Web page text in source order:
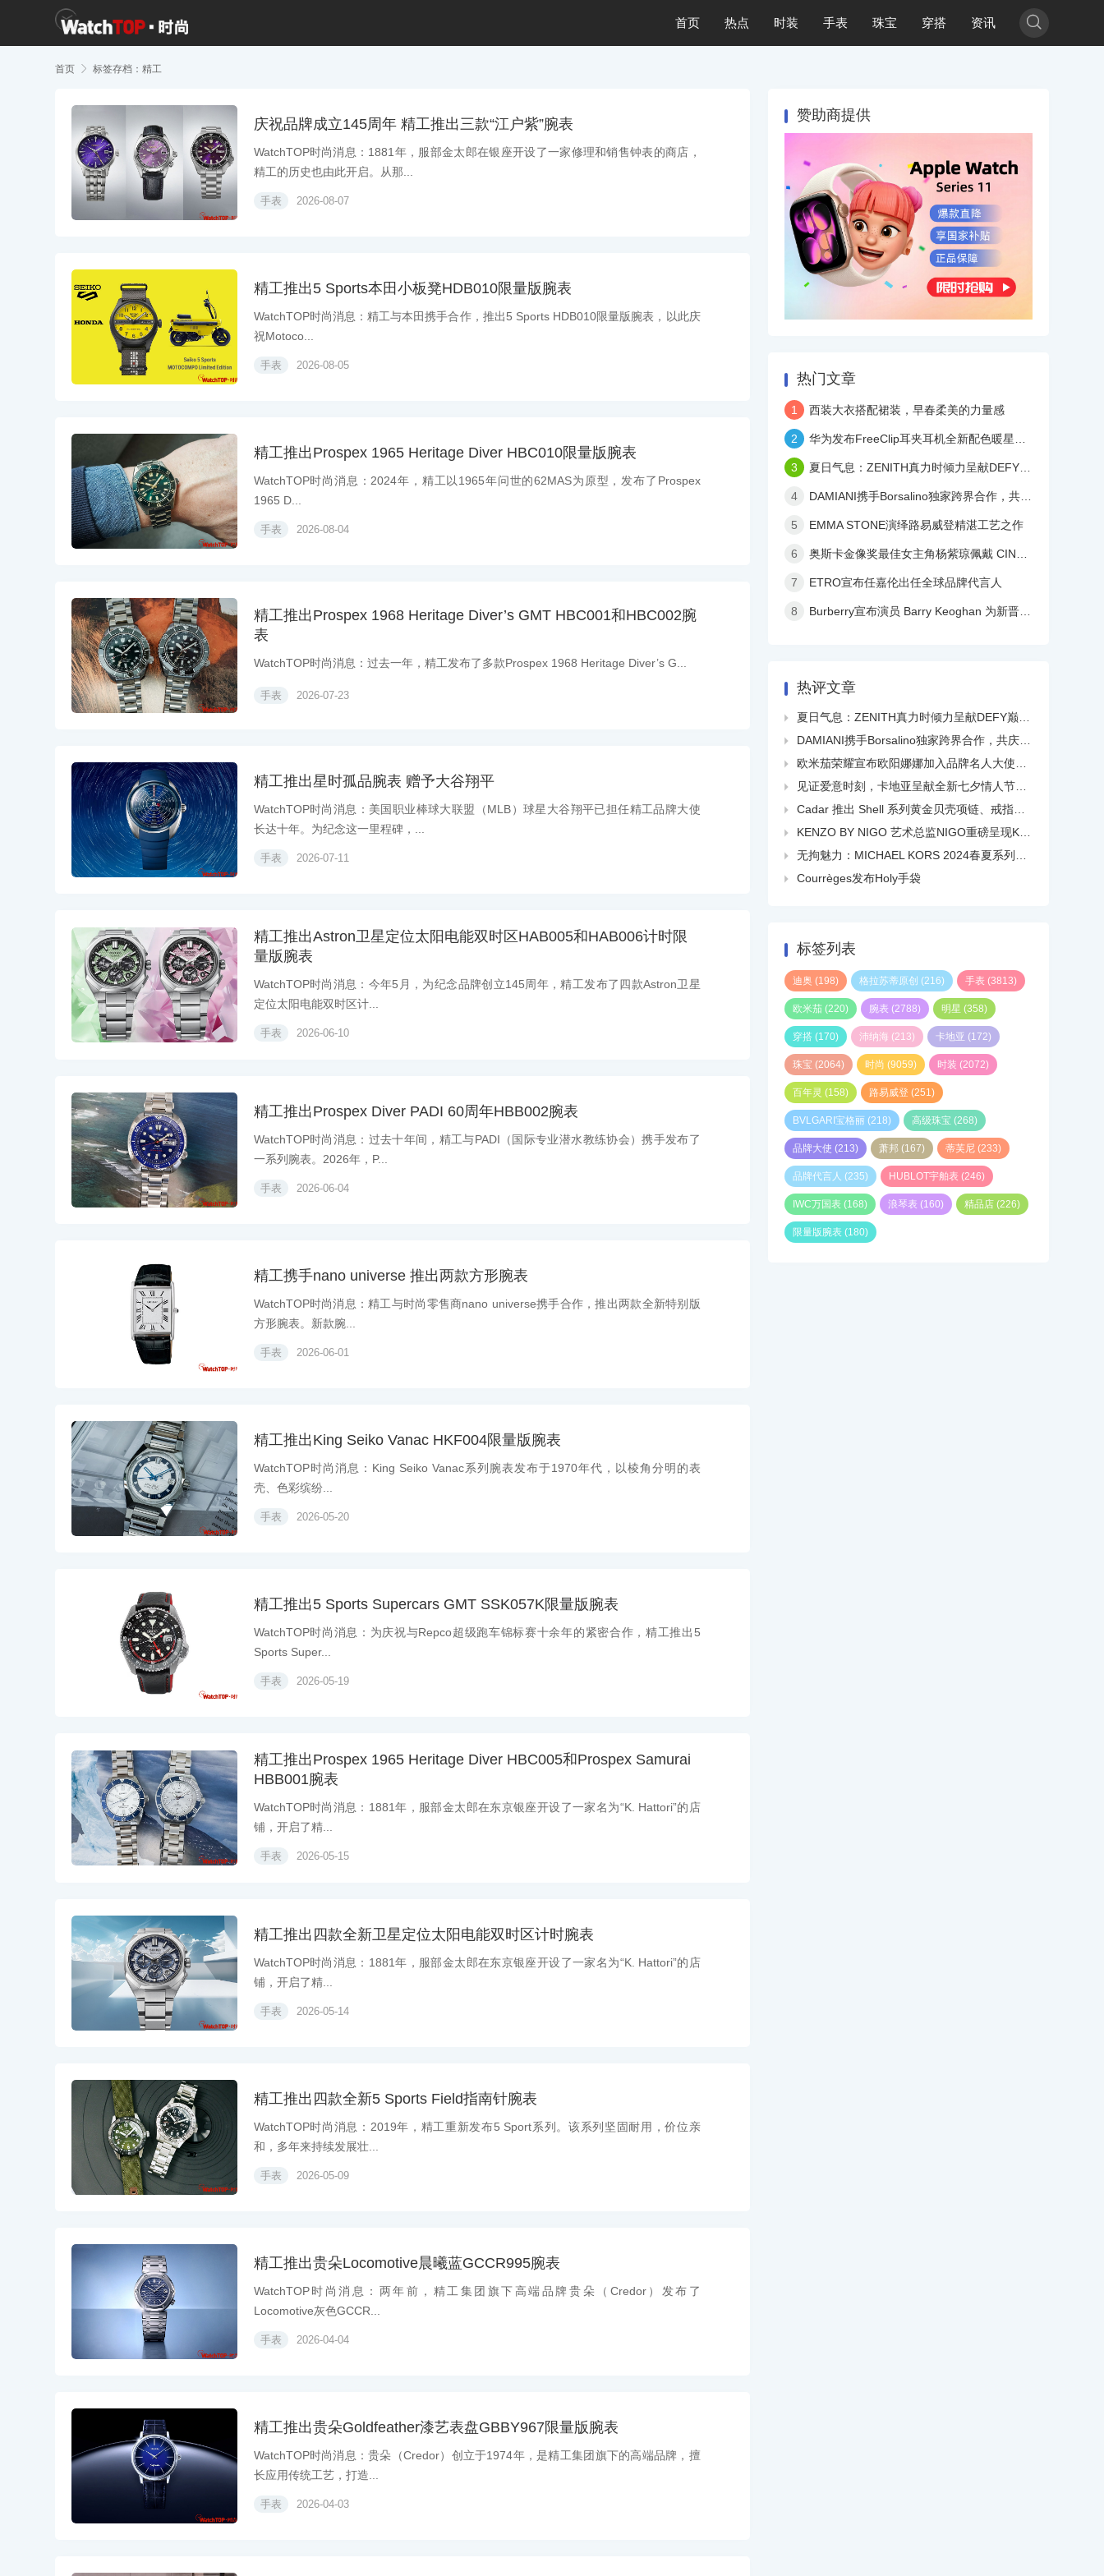
首页 热点 时装 手表 珠宝 穿搭 资讯 
首页  标签存档：精工
庆祝品牌成立145周年 精工推出三款“江户紫”腕表
WatchTOP时尚消息：1881年，服部金太郎在银座开设了一家修理和销售钟表的商店，
精工的历史也由此开启。从那...
手表 2026-08-07
精工推出5 Sports本田小板凳HDB010限量版腕表
WatchTOP时尚消息：精工与本田携手合作，推出5 Sports HDB010限量版腕表，以此庆
祝Motoco...
手表 2026-08-05
精工推出Prospex 1965 Heritage Diver HBC010限量版腕表
WatchTOP时尚消息：2024年，精工以1965年问世的62MAS为原型，发布了Prospex
1965 D...
手表 2026-08-04
精工推出Prospex 1968 Heritage Diver’s GMT HBC001和HBC002腕
表
WatchTOP时尚消息：过去一年，精工发布了多款Prospex 1968 Heritage Diver’s G...
手表 2026-07-23
精工推出星时孤品腕表 赠予大谷翔平
WatchTOP时尚消息：美国职业棒球大联盟（MLB）球星大谷翔平已担任精工品牌大使
长达十年。为纪念这一里程碑，...
手表 2026-07-11
精工推出Astron卫星定位太阳电能双时区HAB005和HAB006计时限
量版腕表
WatchTOP时尚消息：今年5月，为纪念品牌创立145周年，精工发布了四款Astron卫星
定位太阳电能双时区计...
手表 2026-06-10
精工推出Prospex Diver PADI 60周年HBB002腕表
WatchTOP时尚消息：过去十年间，精工与PADI（国际专业潜水教练协会）携手发布了
一系列腕表。2026年，P...
手表 2026-06-04
精工携手nano universe 推出两款方形腕表
WatchTOP时尚消息：精工与时尚零售商nano universe携手合作，推出两款全新特别版
方形腕表。新款腕...
手表 2026-06-01
精工推出King Seiko Vanac HKF004限量版腕表
WatchTOP时尚消息：King Seiko Vanac系列腕表发布于1970年代，以棱角分明的表
壳、色彩缤纷...
手表 2026-05-20
精工推出5 Sports Supercars GMT SSK057K限量版腕表
WatchTOP时尚消息：为庆祝与Repco超级跑车锦标赛十余年的紧密合作，精工推出5
Sports Super...
手表 2026-05-19
精工推出Prospex 1965 Heritage Diver HBC005和Prospex Samurai
HBB001腕表
WatchTOP时尚消息：1881年，服部金太郎在东京银座开设了一家名为“K. Hattori”的店
铺，开启了精...
手表 2026-05-15
精工推出四款全新卫星定位太阳电能双时区计时腕表
WatchTOP时尚消息：1881年，服部金太郎在东京银座开设了一家名为“K. Hattori”的店
铺，开启了精...
手表 2026-05-14
精工推出四款全新5 Sports Field指南针腕表
WatchTOP时尚消息：2019年，精工重新发布5 Sport系列。该系列坚固耐用，价位亲
和，多年来持续发展壮...
手表 2026-05-09
精工推出贵朵Locomotive晨曦蓝GCCR995腕表
WatchTOP时尚消息：两年前，精工集团旗下高端品牌贵朵（Credor）发布了
Locomotive灰色GCCR...
手表 2026-04-04
精工推出贵朵Goldfeather漆艺表盘GBBY967限量版腕表
WatchTOP时尚消息：贵朵（Credor）创立于1974年，是精工集团旗下的高端品牌，擅
长应用传统工艺，打造...
手表 2026-04-03
赞助商提供
热门文章
1 西装大衣搭配裙装，早春柔美的力量感
2 华为发布FreeClip耳夹耳机全新配色暖星云，再度引领时尚潮流！
3 夏日气息：ZENITH真力时倾力呈献DEFY巅峰系列镂空天际腕表白色陶瓷款
4 DAMIANI携手Borsalino独家跨界合作，共庆品牌百年华诞
5 EMMA STONE演绎路易威登精湛工艺之作
6 奥斯卡金像奖最佳女主角杨紫琼佩戴 CINDY CHAO 艺术珠宝亮相颁奖典礼
7 ETRO宣布任嘉伦出任全球品牌代言人
8 Burberry宣布演员 Barry Keoghan 为新晋品牌大使
热评文章

夏日气息：ZENITH真力时倾力呈献DEFY巅峰系列镂空天际腕表白色陶瓷款

DAMIANI携手Borsalino独家跨界合作，共庆品牌百年华诞

欧米茄荣耀宣布欧阳娜娜加入品牌名人大使大家庭

见证爱意时刻，卡地亚呈献全新七夕情人节短片

Cadar 推出 Shell 系列黄金贝壳项链、戒指、耳环等

KENZO BY NIGO 艺术总监NIGO重磅呈现KENZO 2024春夏系列广告大片

无拘魅力：MICHAEL KORS 2024春夏系列广告大片正式发布

Courrèges发布Holy手袋
标签列表
迪奥 (198) 格拉苏蒂原创 (216) 手表 (3813)
欧米茄 (220) 腕表 (2788) 明星 (358)
穿搭 (170) 沛纳海 (213) 卡地亚 (172)
珠宝 (2064) 时尚 (9059) 时装 (2072)
百年灵 (158) 路易威登 (251)
BVLGARI宝格丽 (218) 高级珠宝 (268)
品牌大使 (213) 萧邦 (167) 蒂芙尼 (233)
品牌代言人 (235) HUBLOT宇舶表 (246)
IWC万国表 (168) 浪琴表 (160) 精品店 (226)
限量版腕表 (180)